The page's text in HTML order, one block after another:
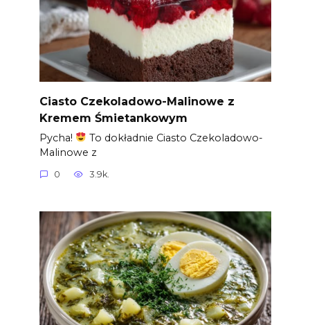
Ciasto Czekoladowo-Malinowe z
Kremem Śmietankowym
Pycha!
To dokładnie Ciasto Czekoladowo-
Malinowe z
0 3.9k.